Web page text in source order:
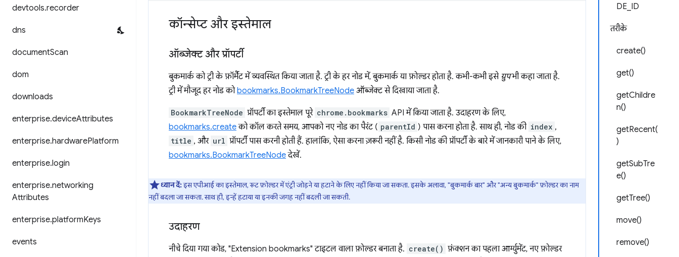
devtools.recorder
dns
documentScan
dom
downloads
enterprise.deviceAttributes
enterprise.hardwarePlatform
enterprise.login
enterprise.networking
Attributes
enterprise.platformKeys
events
DE_ID
तरीके
create()
get()
getChildre
n()
getRecent(
)
getSubTre
e()
getTree()
move()
remove()
कॉन्सेप्ट और इस्तेमाल
ऑब्जेक्ट और प्रॉपर्टी
बुकमार्क को ट्री के फ़ॉर्मैट में व्यवस्थित किया जाता है. ट्री के हर नोड में, बुकमार्क या फ़ोल्डर होता है. कभी-कभी इसे ग्रुपभी कहा जाता है.
ट्री में मौजूद हर नोड कोbookmarks.BookmarkTreeNode ऑब्जेक्ट से दिखाया जाता है.
BookmarkTreeNode प्रॉपर्टी का इस्तेमाल पूरे chrome.bookmarks API में किया जाता है. उदाहरण के लिए,
bookmarks.createको कॉल करते समय, आपको नए नोड का पैरंट ( parentId ) पास करना होता है. साथ ही, नोड की index ,
title , और url प्रॉपर्टी पास करनी होती हैं. हालांकि, ऐसा करना ज़रूरी नहीं है. किसी नोड की प्रॉपर्टी के बारे में जानकारी पाने के लिए,
bookmarks.BookmarkTreeNodeदेखें.
ध्यान दें:इस एपीआई का इस्तेमाल, रूट फ़ोल्डर में एंट्री जोड़ने या हटाने के लिए नहीं किया जा सकता. इसके अलावा, "बुकमार्क बार" और "अन्य बुकमार्क" फ़ोल्डर का नाम
नहीं बदला जा सकता. साथ ही, इन्हें हटाया या इनकी जगह नहीं बदली जा सकती.
उदाहरण
नीचे दिया गया कोड, "Extension bookmarks" टाइटल वाला फ़ोल्डर बनाता है. create() फ़ंक्शन का पहला आर्ग्युमेंट, नए फ़ोल्डर